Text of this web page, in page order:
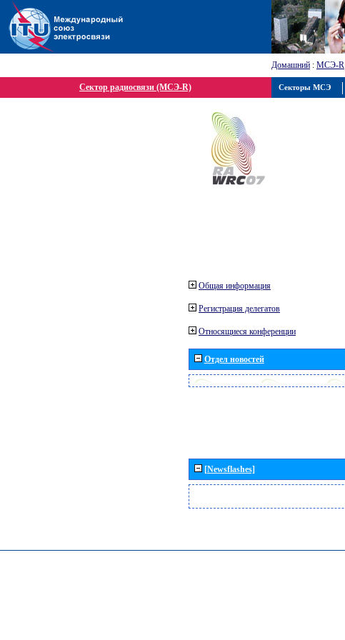
Домашний : МСЭ-R
Сектор радиосвязи (МСЭ-R)
Общая информация
Регистрация делегатов
Относящиеся конференции
Отдел новостей
[Newsflashes]
Секторы МСЭ